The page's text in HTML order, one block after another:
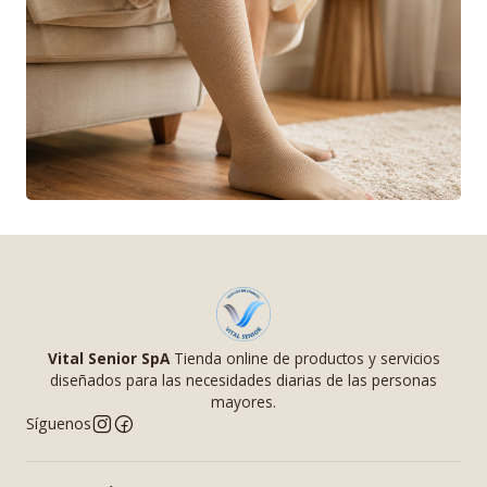
Vital Senior SpATienda online de productos y servicios
diseñados para las necesidades diarias de las personas
mayores.
Síguenos